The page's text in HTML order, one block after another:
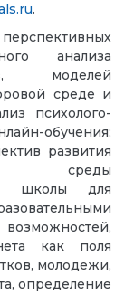
.
анализа
моделей
среде и
психолого-
обучения;
развития
среды
и школы для
как поля
молодежи,
определение